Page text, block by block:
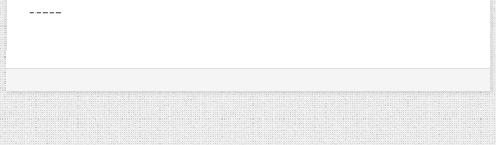
-----